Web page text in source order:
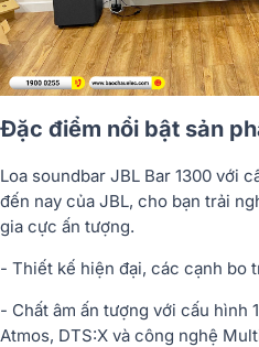
Đặc điểm nổi bật sản
Loa soundbar JBL Bar 1300 với
đến nay của JBL, cho bạn trải
gia cực ấn tượng.
- Thiết kế hiện đại, các cạnh bo
- Chất âm ấn tượng với cấu hình
Atmos, DTS:X và công nghệ